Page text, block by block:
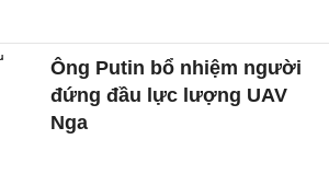
Ông Putin bổ nhiệm người
đứng đầu lực lượng UAV
Nga